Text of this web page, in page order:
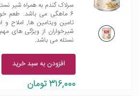
سرلاک گندم به همراه شیر
6 ماهگی می باشد. طعم
تامین ویتامین ها, املاح
شیرخواران از ویژگی های
نستله می باشد.
افزودن به سبد خرید
316,000 تومان